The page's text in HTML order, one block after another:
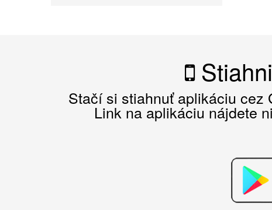
Stačí si stiahnuť aplikáciu cez
Link na aplikáciu nájdete